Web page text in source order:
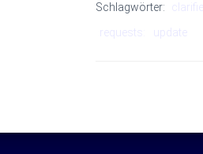
Schlagwörter: clarifies
requests:
update